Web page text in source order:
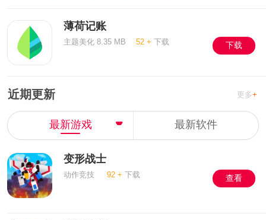
薄荷记账
主题美化 8.35 MB 52 + 下载 下载
近期更新 更多+
最新游戏 最新软件
变形战士
动作竞技 92 + 下载 查看